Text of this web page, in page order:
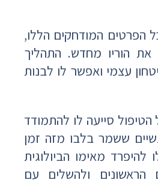
הפרטים המודחקים הללו,
הוריו מחדש. התהליך
עצמי ואפשר לו לבנות
הטיפול סייעה לו להתמודד
ששמר בלבו מזה זמן
להיפרד מאימו הביולוגית
הראשונים ולהשלים עם